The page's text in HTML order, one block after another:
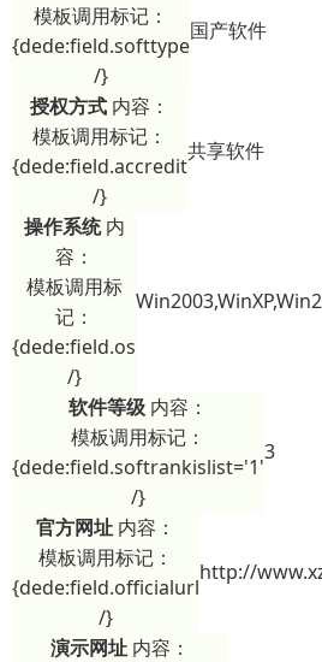
模板调用标记：
{dede:field.softtype
/}
国产软件
授权方式 内容：
模板调用标记：
{dede:field.accredit
/}
共享软件
操作系统内
容：
模板调用标
记：
{dede:field.os
/}
软件等级 内容：
模板调用标记：
{dede:field.softrankislist='1'
/}
3
官方网址 内容：
模板调用标记：
{dede:field.officialurl
/}
http://
演示网址内容：